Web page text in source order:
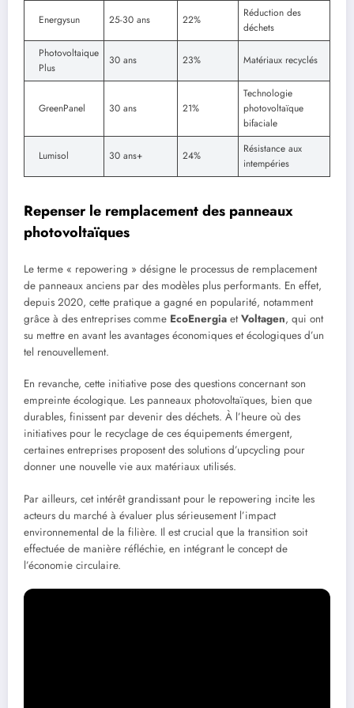
Energysun 25-30 ans 22%
Réduction des
déchets
Photovoltaique
Plus
30 ans 23% Matériaux recyclés
GreenPanel 30 ans 21%
Technologie
photovoltaïque
bifaciale
Lumisol 30 ans+ 24%
Résistance aux
intempéries
Repenser le remplacement des panneaux
photovoltaïques
Le terme « repowering » désigne le processus de remplacement
de panneaux anciens par des modèles plus performants. En effet,
depuis 2020, cette pratique a gagné en popularité, notamment
grâce à des entreprises comme EcoEnergia etVoltagen, qui ont
su mettre en avant les avantages économiques et écologiques d’un
tel renouvellement.
En revanche, cette initiative pose des questions concernant son
empreinte écologique. Les panneaux photovoltaïques, bien que
durables, finissent par devenir des déchets. À l’heure où des
initiatives pour le recyclage de ces équipements émergent,
certaines entreprises proposent des solutions d’upcycling pour
donner une nouvelle vie aux matériaux utilisés.
Par ailleurs, cet intérêt grandissant pour le repowering incite les
acteurs du marché à évaluer plus sérieusement l’impact
environnemental de la filière. Il est crucial que la transition soit
effectuée de manière réfléchie, en intégrant le concept de
l’économie circulaire.